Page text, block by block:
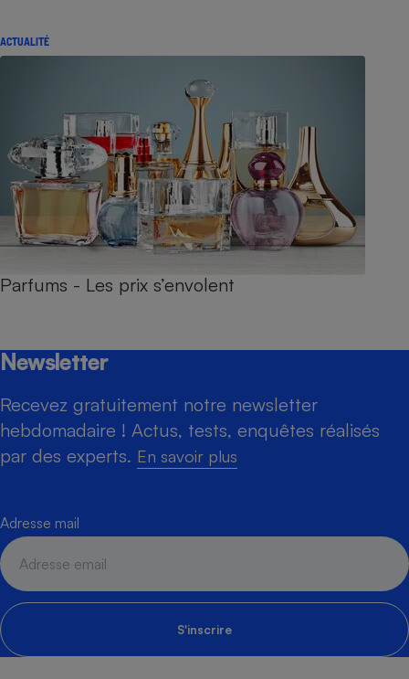
ACTUALITÉ
Parfums - Les prix s’envolent
Newsletter
Recevez gratuitement notre newsletter
hebdomadaire ! Actus, tests, enquêtes réalisés
par des experts. En savoir plus
Adresse mail
S'inscrire